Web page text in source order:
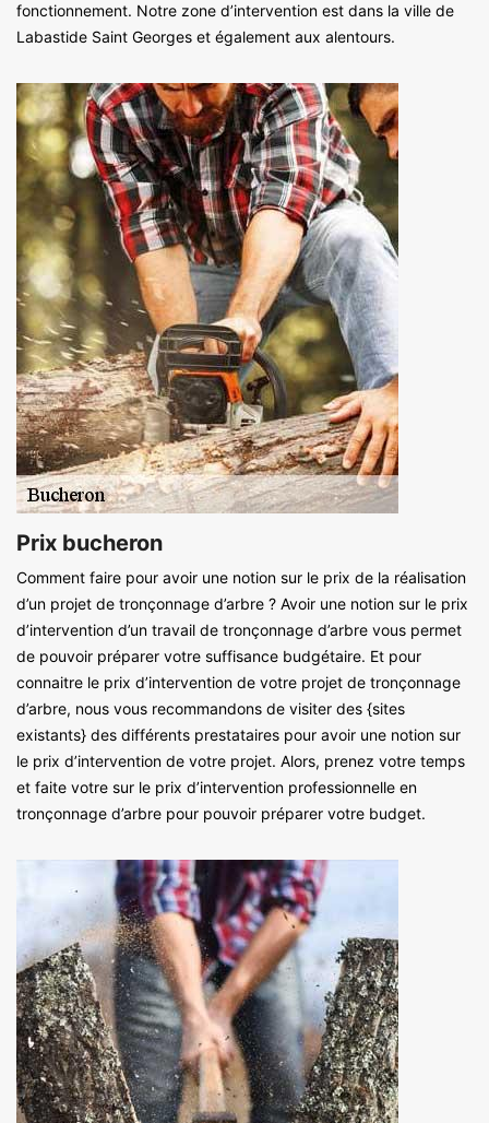
fonctionnement. Notre zone d’intervention est dans la ville de
Labastide Saint Georges et également aux alentours.
Prix bucheron
Comment faire pour avoir une notion sur le prix de la réalisation
d’un projet de tronçonnage d’arbre ? Avoir une notion sur le prix
d’intervention d’un travail de tronçonnage d’arbre vous permet
de pouvoir préparer votre suffisance budgétaire. Et pour
connaitre le prix d’intervention de votre projet de tronçonnage
d’arbre, nous vous recommandons de visiter des {sites
existants} des différents prestataires pour avoir une notion sur
le prix d’intervention de votre projet. Alors, prenez votre temps
et faite votre sur le prix d’intervention professionnelle en
tronçonnage d’arbre pour pouvoir préparer votre budget.